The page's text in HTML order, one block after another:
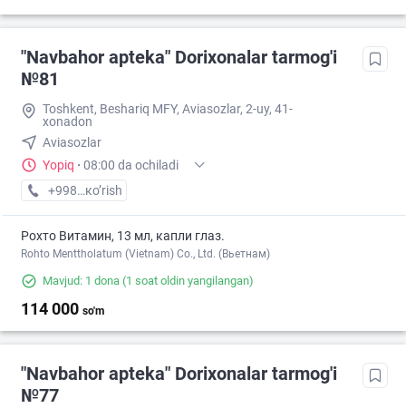
"Navbahor apteka" Dorixonalar tarmog'i
№81
Toshkent, Beshariq MFY, Aviasozlar, 2-uy, 41-
xonadon
Aviasozlar
Yopiq · 08:00 da ochiladi
+998 (94) XXX-XX-XX
кo’rish
Рохто Витамин, 13 мл, капли глаз.
Rohto Menttholatum (Vietnam) Co., Ltd. (Вьетнам)
Mavjud: 1 dona (1 soat oldin yangilangan)
114 000 so'm
"Navbahor apteka" Dorixonalar tarmog'i
№77